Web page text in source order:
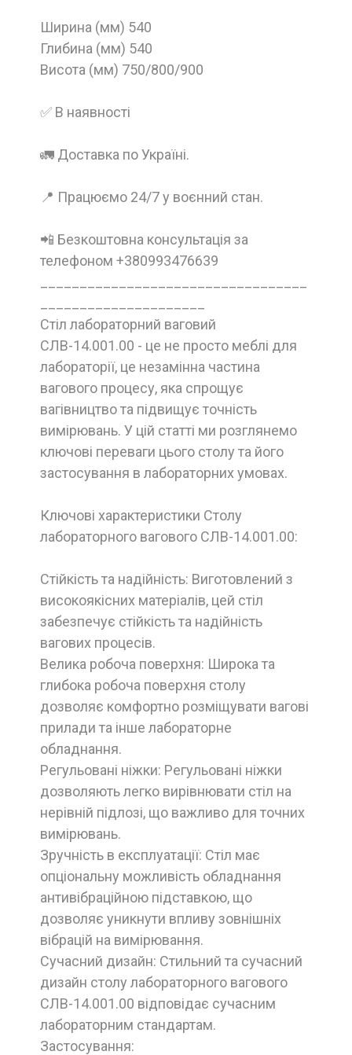
Ширина (мм) 540
Глибина (мм) 540
Висота (мм) 750/800/900
✅ В наявності
🚛 Доставка по Україні.
📍 Працюємо 24/7 у воєнний стан.
📲 Безкоштовна консультація за
телефоном +380993476639
Стіл лабораторний ваговий
СЛВ-14.001.00 - це не просто меблі для
лабораторії, це незамінна частина
вагового процесу, яка спрощує
вагівництво та підвищує точність
вимірювань. У цій статті ми розглянемо
ключові переваги цього столу та його
застосування в лабораторних умовах.
Ключові характеристики Столу
лабораторного вагового СЛВ-14.001.00:
Стійкість та надійність: Виготовлений з
високоякісних матеріалів, цей стіл
забезпечує стійкість та надійність
вагових процесів.
Велика робоча поверхня: Широка та
глибока робоча поверхня столу
дозволяє комфортно розміщувати вагові
прилади та інше лабораторне
обладнання.
Регульовані ніжки: Регульовані ніжки
дозволяють легко вирівнювати стіл на
нерівній підлозі, що важливо для точних
вимірювань.
Зручність в експлуатації: Стіл має
опціональну можливість обладнання
антивібраційною підставкою, що
дозволяє уникнути впливу зовнішніх
вібрацій на вимірювання.
Сучасний дизайн: Стильний та сучасний
дизайн столу лабораторного вагового
СЛВ-14.001.00 відповідає сучасним
лабораторним стандартам.
Застосування: